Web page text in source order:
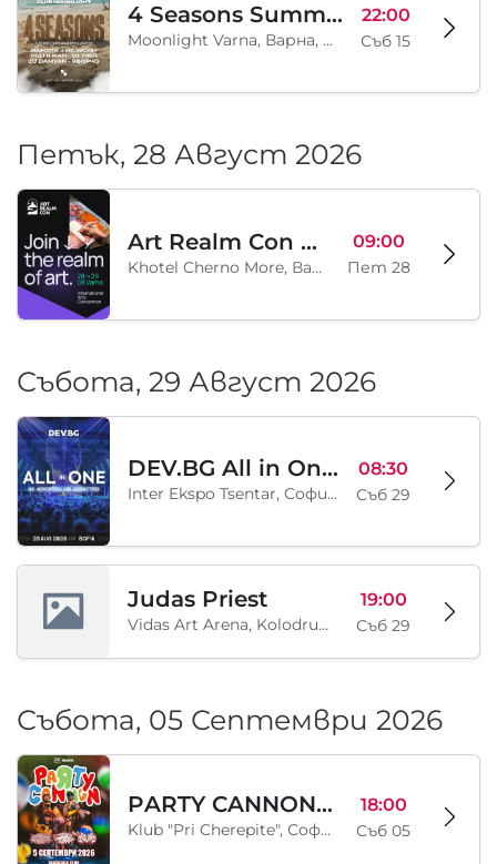
4 Seasons Summer Edition
Moonlight Varna, Варна, BG
22:00
Съб 15
Петък, 28 Август 2026
Art Realm Con 2026
Khotel Cherno More, Варна, BG
09:00
Пет 28
Събота, 29 Август 2026
DEV.BG All in One 2026
Inter Ekspo Tsentar, София, BG
08:30
Съб 29
Judas Priest
Vidas Art Arena, Kolodrum, Borisova gradina, София, BG
19:00
Съб 29
Събота, 05 Септември 2026
PARTY CANNON live in Sofia
Klub "Pri Cherepite", София, BG
18:00
Съб 05